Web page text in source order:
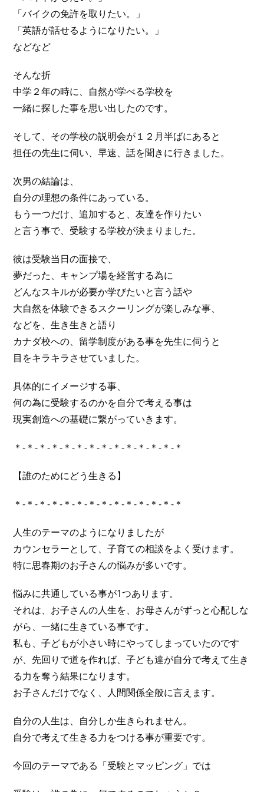
「バイクの免許を取りたい。」
「英語が話せるようになりたい。」
などなど
そんな折
中学２年の時に、自然が学べる学校を
一緒に探した事を思い出したのです。
そして、その学校の説明会が１２月半ばにあると
担任の先生に伺い、早速、話を聞きに行きました。
次男の結論は、
自分の理想の条件にあっている。
もう一つだけ、追加すると、友達を作りたい
と言う事で、受験する学校が決まりました。
彼は受験当日の面接で、
夢だった、キャンプ場を経営する為に
どんなスキルが必要か学びたいと言う話や
大自然を体験できるスクーリングが楽しみな事、
などを、生き生きと語り
カナダ校への、留学制度がある事を先生に伺うと
目をキラキラさせていました。
具体的にイメージする事、
何の為に受験するのかを自分で考える事は
現実創造への基礎に繋がっていきます。
＊-＊-＊-＊-＊-＊-＊-＊-＊-＊-＊-＊-＊-＊
【誰のためにどう生きる】
＊-＊-＊-＊-＊-＊-＊-＊-＊-＊-＊-＊-＊-＊
人生のテーマのようになりましたが
カウンセラーとして、子育ての相談をよく受けます。
特に思春期のお子さんの悩みが多いです。
悩みに共通している事が1つあります。
それは、お子さんの人生を、お母さんがずっと心配しな
がら、一緒に生きている事です。
私も、子どもが小さい時にやってしまっていたのです
が、先回りで道を作れば、子ども達が自分で考えて生き
る力を奪う結果になります。
お子さんだけでなく、人間関係全般に言えます。
自分の人生は、自分しか生きられません。
自分で考えて生きる力をつける事が重要です。
今回のテーマである「受験とマッピング」では